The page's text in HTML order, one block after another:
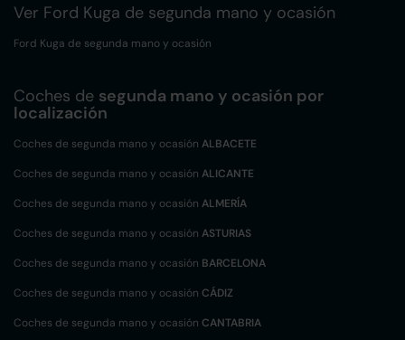
Ver Ford Kuga de segunda mano y ocasión
Ford Kuga de segunda mano y ocasión
Coches de segunda mano y ocasión por
localización
Coches de segunda mano y ocasión ALBACETE
Coches de segunda mano y ocasión ALICANTE
Coches de segunda mano y ocasión ALMERÍA
Coches de segunda mano y ocasión ASTURIAS
Coches de segunda mano y ocasión BARCELONA
Coches de segunda mano y ocasión CÁDIZ
Coches de segunda mano y ocasión CANTABRIA